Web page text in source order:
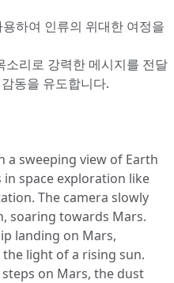
하여 인류의 위대한 여정을
소리로 강력한 메시지를 전달
동을 유도합니다.
a sweeping view of Earth
space exploration like
The camera slowly
soaring towards Mars.
landing on Mars,
light of a rising sun.
on Mars, the dust